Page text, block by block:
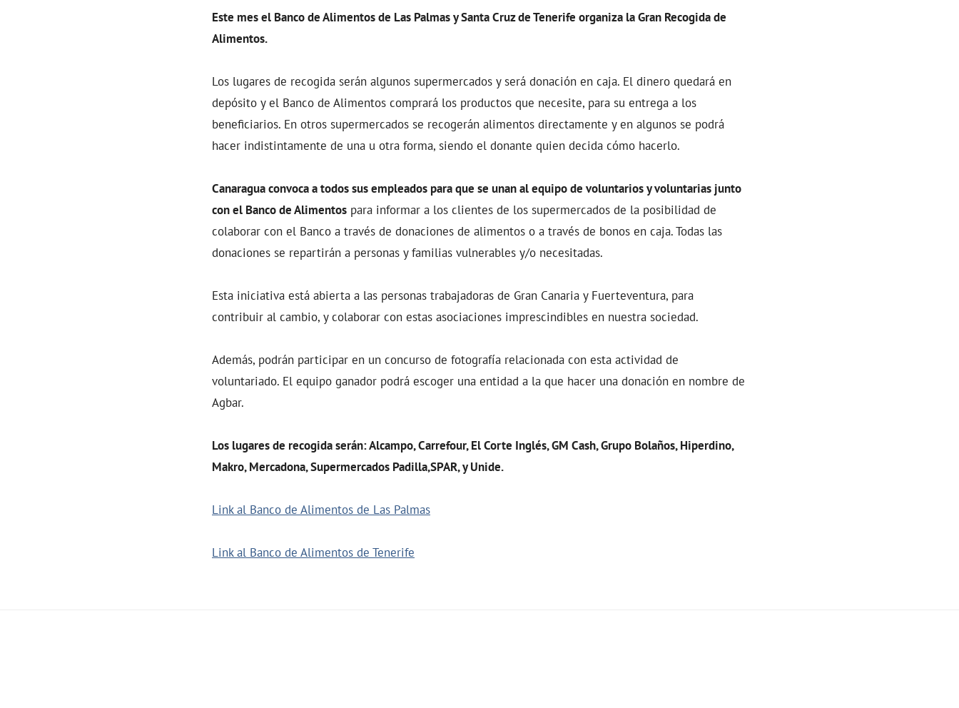
Este mes el Banco de Alimentos de Las Palmas y Santa Cruz de Tenerife organiza la Gran Recogida de
Alimentos.
Los lugares de recogida serán algunos supermercados y será donación en caja. El dinero quedará en
depósito y el Banco de Alimentos comprará los productos que necesite, para su entrega a los
beneficiarios. En otros supermercados se recogerán alimentos directamente y en algunos se podrá
hacer indistintamente de una u otra forma, siendo el donante quien decida cómo hacerlo.
Canaragua convoca a todos sus empleados para que se unan al equipo de voluntarios y voluntarias junto
con el Banco de Alimentos para informar a los clientes de los supermercados de la posibilidad de
colaborar con el Banco a través de donaciones de alimentos o a través de bonos en caja. Todas las
donaciones se repartirán a personas y familias vulnerables y/o necesitadas.
Esta iniciativa está abierta a las personas trabajadoras de Gran Canaria y Fuerteventura, para
contribuir al cambio, y colaborar con estas asociaciones imprescindibles en nuestra sociedad.
Además, podrán participar en un concurso de fotografía relacionada con esta actividad de
voluntariado. El equipo ganador podrá escoger una entidad a la que hacer una donación en nombre de
Agbar.
Los lugares de recogida serán: Alcampo, Carrefour, El Corte Inglés, GM Cash, Grupo Bolaños, Hiperdino,
Makro, Mercadona, Supermercados Padilla,SPAR, y Unide.
Link al Banco de Alimentos de Las Palmas
Link al Banco de Alimentos de Tenerife